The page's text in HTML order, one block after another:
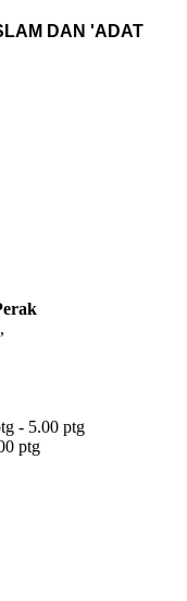
DAN 'ADAT
- 5.00 ptg
ptg